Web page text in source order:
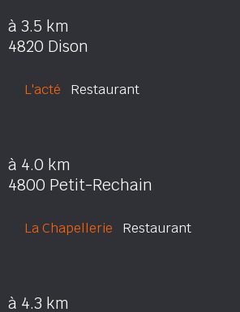
à 3.5 km
4820 Dison
L'acté Restaurant
à 4.0 km
4800 Petit-Rechain
La Chapellerie Restaurant
à 4.3 km